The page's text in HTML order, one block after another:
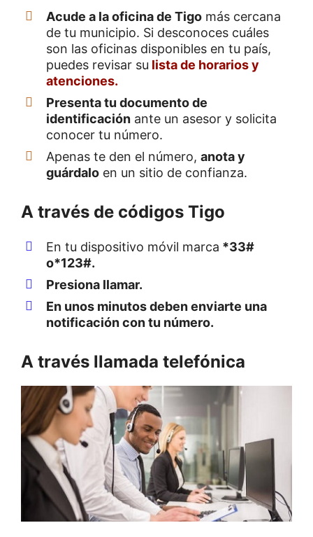
Acude a la oficina de Tigo más cercana
de tu municipio. Si desconoces cuáles
son las oficinas disponibles en tu país,
puedes revisar su lista de horarios y
atenciones.
Presenta tu documento de
identificación ante un asesor y solicita
conocer tu número.
Apenas te den el número, anota y
guárdalo en un sitio de confianza.
A través de códigos Tigo
En tu dispositivo móvil marca *33#
o*123#.
Presiona llamar.
En unos minutos deben enviarte una
notificación con tu número.
A través llamada telefónica